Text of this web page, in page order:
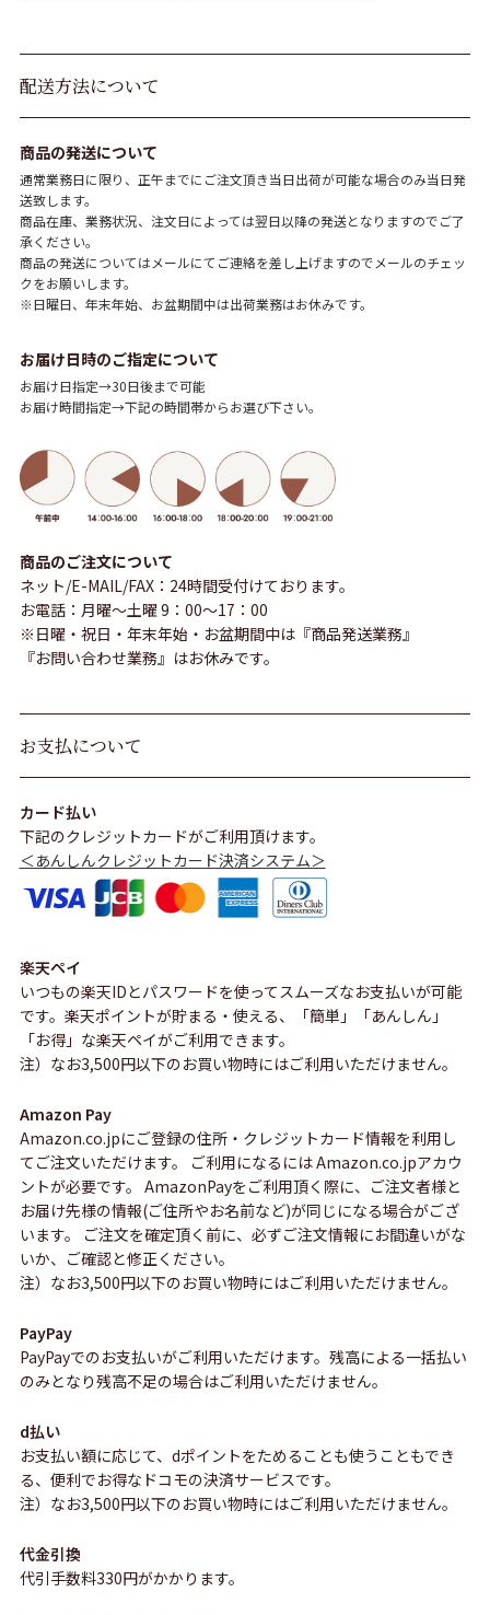
配送方法について
商品の発送について
通常業務日に限り、正午までにご注文頂き当日出荷が可能な場合のみ当日発
送致します。
商品在庫、業務状況、注文日によっては翌日以降の発送となりますのでご了
承ください。
商品の発送についてはメールにてご連絡を差し上げますのでメールのチェッ
クをお願いします。
※日曜日、年末年始、お盆期間中は出荷業務はお休みです。
お届け日時のご指定について
お届け日指定→30日後まで可能
お届け時間指定→下記の時間帯からお選び下さい。
商品のご注文について
ネット/E-MAIL/FAX：24時間受付けております。
お電話：月曜～土曜 9：00～17：00
※日曜・祝日・年末年始・お盆期間中は『商品発送業務』
『お問い合わせ業務』はお休みです。
お支払について
カード払い
下記のクレジットカードがご利用頂けます。
＜あんしんクレジットカード決済システム＞
楽天ペイ
いつもの楽天IDとパスワードを使ってスムーズなお支払いが可能
です。楽天ポイントが貯まる・使える、「簡単」「あんしん」
「お得」な楽天ペイがご利用できます。
注）なお3,500円以下のお買い物時にはご利用いただけません。
Amazon Pay
Amazon.co.jpにご登録の住所・クレジットカード情報を利用し
てご注文いただけます。 ご利用になるには Amazon.co.jpアカウ
ントが必要です。 AmazonPayをご利用頂く際に、ご注文者様と
お届け先様の情報(ご住所やお名前など)が同じになる場合がござ
います。 ご注文を確定頂く前に、必ずご注文情報にお間違いがな
いか、ご確認と修正ください。
注）なお3,500円以下のお買い物時にはご利用いただけません。
PayPay
PayPayでのお支払いがご利用いただけます。残高による一括払い
のみとなり残高不足の場合はご利用いただけません。
d払い
お支払い額に応じて、dポイントをためることも使うこともでき
る、便利でお得なドコモの決済サービスです。
注）なお3,500円以下のお買い物時にはご利用いただけません。
代金引換
代引手数料330円がかかります。